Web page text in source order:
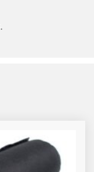
Les options